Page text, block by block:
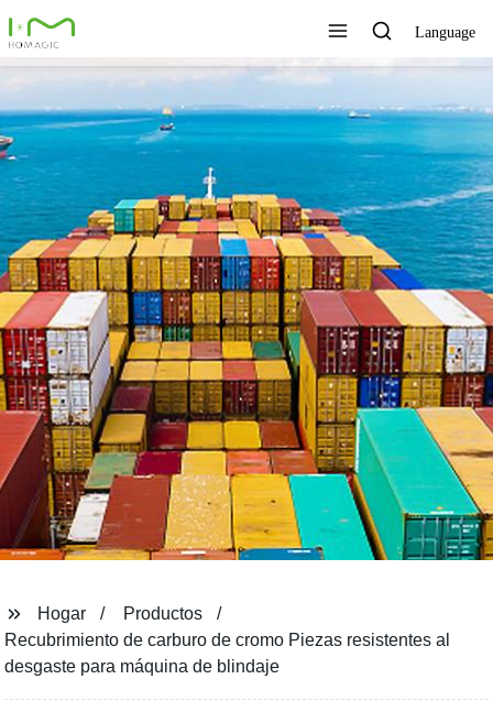
Language
TECNOLOGÍA ÚNICA,
EXCELENTE CALIDAD,
SERVICIO RÁPIDO
Ver todos los productos
Hogar
Productos
Recubrimiento de carburo de cromo Piezas resistentes al
desgaste para máquina de blindaje